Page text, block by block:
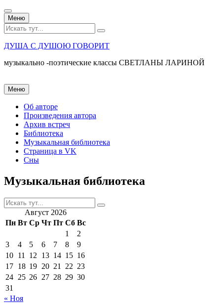
Меню Перейти
к
содержанию
Искать:
ДУША С ДУШОЮ ГОВОРИТ
музыкально -поэтические классы СВЕТЛАНЫ ЛАРИНОЙ
Меню Перейти
к
содержанию
Об авторе
Произведения автора
Архив встреч
Библиотека
Музыкальная библиотека
Страница в VK
Сны
Музыкальная библиотека
Искать:
Август 2026
Пн Вт Ср Чт Пт Сб Вс
1
2
3
4 5 6 7 8
9
10 11 12 13 14 15 16
17 18 19 20 21 22 23
24 25 26 27 28 29 30
31
« Ноя